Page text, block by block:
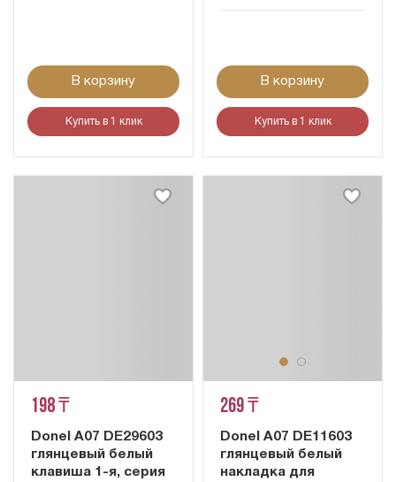
В корзину
Купить в 1 клик
В корзину
Купить в 1 клик
198 ₸
Donel A07 DE29603
глянцевый белый
клавиша 1-я, серия
269 ₸
Donel A07 DE11603
глянцевый белый
накладка для